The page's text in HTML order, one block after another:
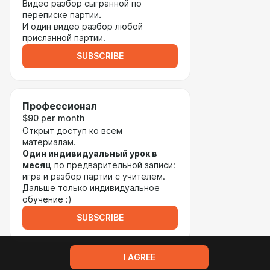
Видео разбор сыгранной по
переписке партии.
И один видео разбор любой
присланной партии.
SUBSCRIBE
Профессионал
$90 per month
Открыт доступ ко всем
материалам.
Один индивидуальный урок в
месяц по предварительной записи:
игра и разбор партии с учителем.
Дальше только индивидуальное
обучение :)
SUBSCRIBE
I AGREE